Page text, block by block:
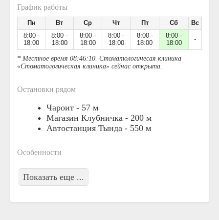
График работы
Пн Вт Ср Чт Пт Сб
Вс
8:00 -
18:00
8:00 -
18:00
8:00 -
18:00
8:00 -
18:00
8:00 -
18:00
8:00 -
18:00
-
* Местное время 08:46:10. Стоматологичесая клиника
«Стоматологическая клиника» сейчас открыта.
Остановки рядом
Чароит - 57 м
Магазин Клубничка - 200 м
Автостанция Тында - 550 м
Особенности
Показать еще ...